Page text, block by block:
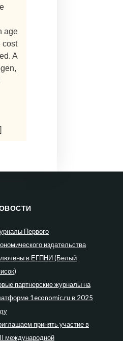
age
cost
A
Первого
издательства
в ЕГПНИ (Белый
партнерские журналы на
1economic.ru в 2025
принять участие в
международной